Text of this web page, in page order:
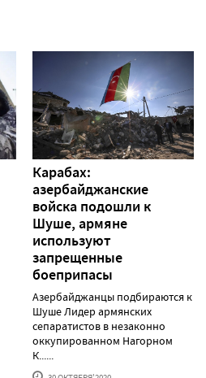
Карабах:
азербайджанские
войска подошли к
Шуше, армяне
используют
запрещенные
боеприпасы
Азербайджанцы подбираются к
Шуше Лидер армянских
сепаратистов в незаконно
оккупированном Нагорном
К......